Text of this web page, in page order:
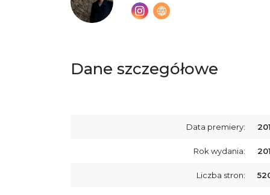
Dane szczegółowe
Data premiery:
Rok wydania:
Liczba stron: